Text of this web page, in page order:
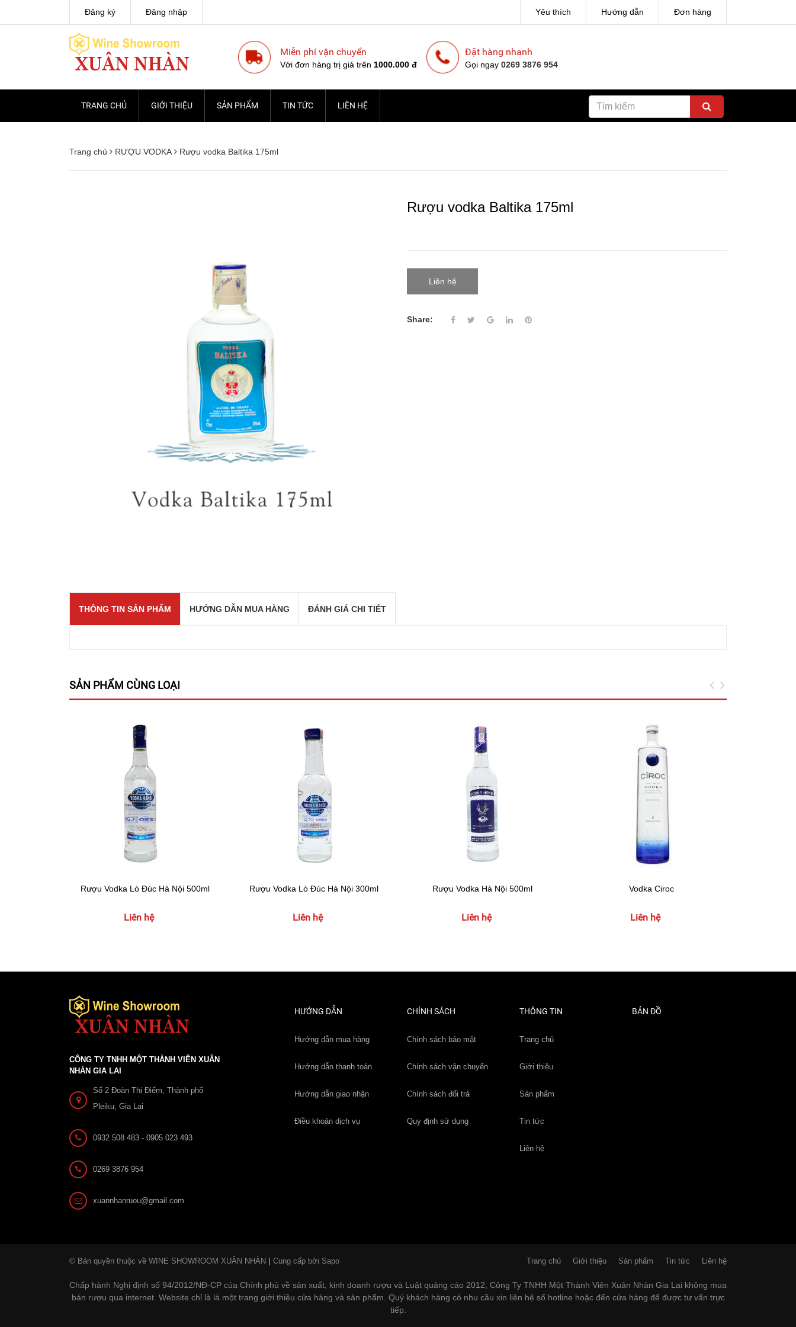
Đăng ký Đăng nhập Yêu thích Hướng dẫn Đơn hàng
Miễn phí vận chuyển
Với đơn hàng trị giá trên 1000.000 đ
Đặt hàng nhanh
Gọi ngay 0269 3876 954
TRANG CHỦ GIỚI THIỆU SẢN PHẨM TIN TỨC LIÊN HỆ
Trang chủ RƯỢU VODKA Rượu vodka Baltika 175ml
Rượu vodka Baltika 175ml
Liên hệ
Share:
THÔNG TIN SẢN PHẨM HƯỚNG DẪN MUA HÀNG ĐÁNH GIÁ CHI TIẾT
SẢN PHẨM CÙNG LOẠI
Rượu Vodka Lò Đúc Hà Nội 500ml
Liên hệ
Rượu Vodka Lò Đúc Hà Nội 300ml
Liên hệ
Rượu Vodka Hà Nội 500ml
Liên hệ
Vodka Ciroc
Liên hệ
CÔNG TY TNHH MỘT THÀNH VIÊN XUÂN
NHÀN GIA LAI
Số 2 Đoàn Thị Điểm, Thành phố
Pleiku, Gia Lai
0932 508 483 - 0905 023 493
0269 3876 954
xuannhanruou@gmail.com
HƯỚNG DẪN
Hướng dẫn mua hàng
Hướng dẫn thanh toán
Hướng dẫn giao nhận
Điều khoản dịch vụ
CHÍNH SÁCH
Chính sách bảo mật
Chính sách vận chuyển
Chính sách đổi trả
Quy định sử dụng
THÔNG TIN
Trang chủ
Giới thiệu
Sản phẩm
Tin tức
Liên hệ
BẢN ĐỒ
© Bản quyền thuộc về WINE SHOWROOM XUÂN NHÀN Cung cấp bởi Sapo Trang chủ Giới thiệu Sản phẩm Tin tức Liên hệ
Chấp hành Nghị định số 94/2012/NĐ-CP của Chính phủ về sản xuất, kinh doanh rượu và Luật quảng cáo 2012, Công Ty TNHH Một Thành Viên Xuân Nhàn Gia Lai không mua
bán rượu qua internet. Website chỉ là là một trang giới thiệu cửa hàng và sản phẩm. Quý khách hàng có nhu cầu xin liên hệ số hotline hoặc đến cửa hàng để được tư vấn trực
tiếp.